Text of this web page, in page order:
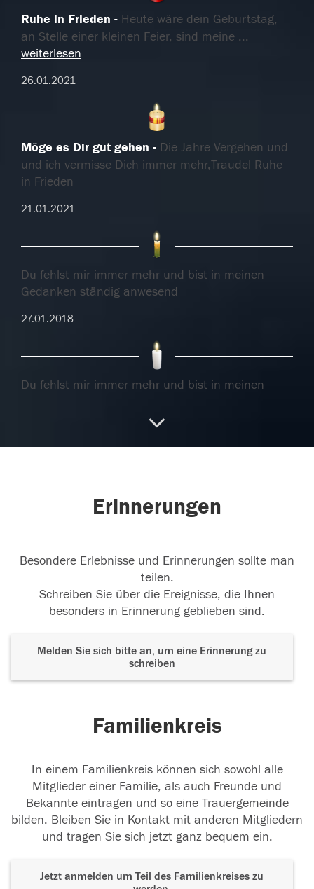
Ruhe in Frieden
Heute wäre dein Geburtstag,
an Stelle einer kleinen Feier, sind meine ...
weiterlesen
26.01.2021
Möge es Dir gut gehen
Die Jahre Vergehen und
und ich vermisse Dich immer mehr,Traudel Ruhe
in Frieden
21.01.2021
Du fehlst mir immer mehr und bist in meinen
Gedanken ständig anwesend
27.01.2018
Du fehlst mir immer mehr und bist in meinen
Du fehlst hier.....
25.01.2018
Du fehlst hier.....
Ich vermisse dich
20.01.2018
Erinnerungen
Besondere Erlebnisse und Erinnerungen sollte man
teilen.
Schreiben Sie über die Ereignisse, die Ihnen
besonders in Erinnerung geblieben sind.
Melden Sie sich bitte an, um eine Erinnerung zu
schreiben
Familienkreis
In einem Familienkreis können sich sowohl alle
Mitglieder einer Familie, als auch Freunde und
Bekannte eintragen und so eine Trauergemeinde
bilden. Bleiben Sie in Kontakt mit anderen Mitgliedern
und tragen Sie sich jetzt ganz bequem ein.
Jetzt anmelden um Teil des Familienkreises zu